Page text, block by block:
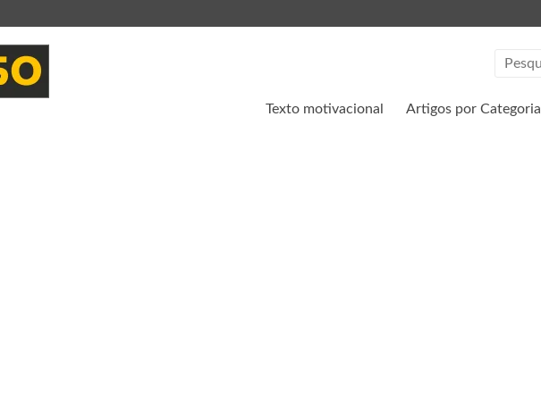
Texto motivacional Artigos por Categoria